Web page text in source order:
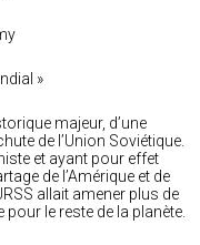
»
majeur, d’une
de l’Union Soviétique.
et ayant pour effet
de l’Amérique et de
allait amener plus de
le reste de la planète.